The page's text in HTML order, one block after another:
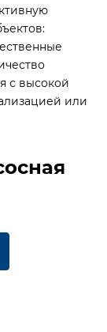
с высокой
или